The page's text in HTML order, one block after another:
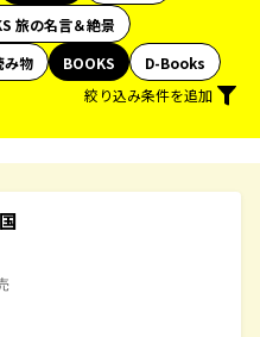
旅の名言＆絶景
み物 BOOKS
D-Books
絞り込み条件を追加